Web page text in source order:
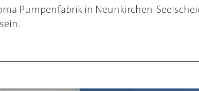
Pumpenfabrik in Neunkirchen-